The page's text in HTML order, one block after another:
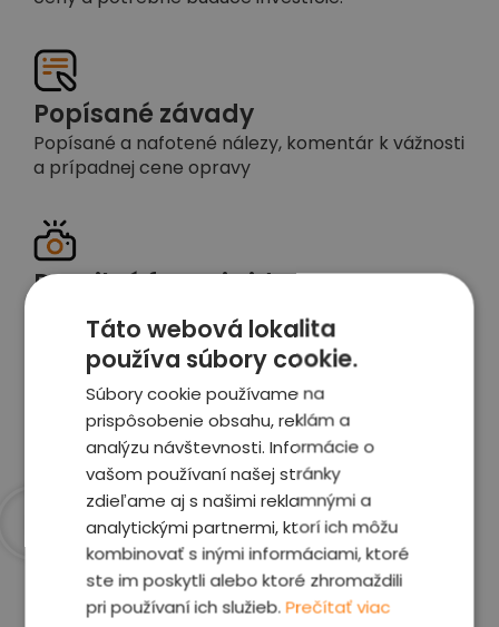
Popísané závady
Popísané a nafotené nálezy, komentár k vážnosti
a prípadnej cene opravy
Detailné foto aj video
Celé auto z exteriéru aj interiéru nafotíme
vrátane závad a poškodení
Zobraziť report
Prečo sme najlepšia
voľba
Táto webová lokalita
používa súbory cookie.
Súbory cookie používame na
prispôsobenie obsahu, reklám a
analýzu návštevnosti. Informácie o
vašom používaní našej stránky
zdieľame aj s našimi reklamnými a
analytickými partnermi, ktorí ich môžu
kombinovať s inými informáciami, ktoré
ste im poskytli alebo ktoré zhromaždili
pri používaní ich služieb.Prečítať viac